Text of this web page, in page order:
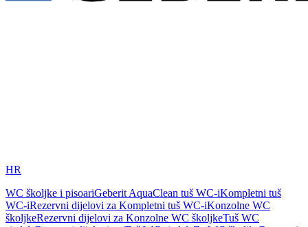
HR
WC školjke i pisoariGeberit AquaClean tuš WC-iKompletni tuš
WC-iRezervni dijelovi za Kompletni tuš WC-iKonzolne WC
školjkeRezervni dijelovi za Konzolne WC školjkeTuš WC